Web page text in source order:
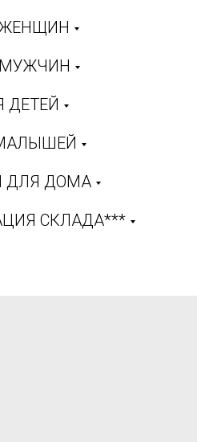
ДЕТЕЙ
ДЛЯ ДОМА
СКЛАДА***